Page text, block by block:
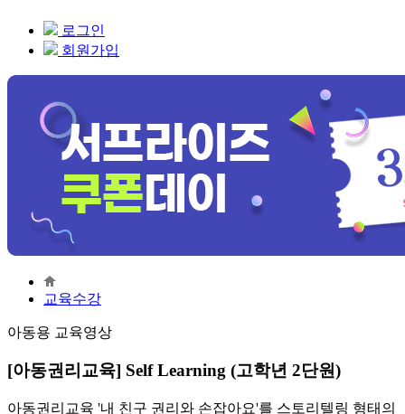
로그인
회원가입
교육수강
아동용 교육영상
[아동권리교육] Self Learning (고학년 2단원)
아동권리교육 '내 친구 권리와 손잡아요'를 스토리텔링 형태의